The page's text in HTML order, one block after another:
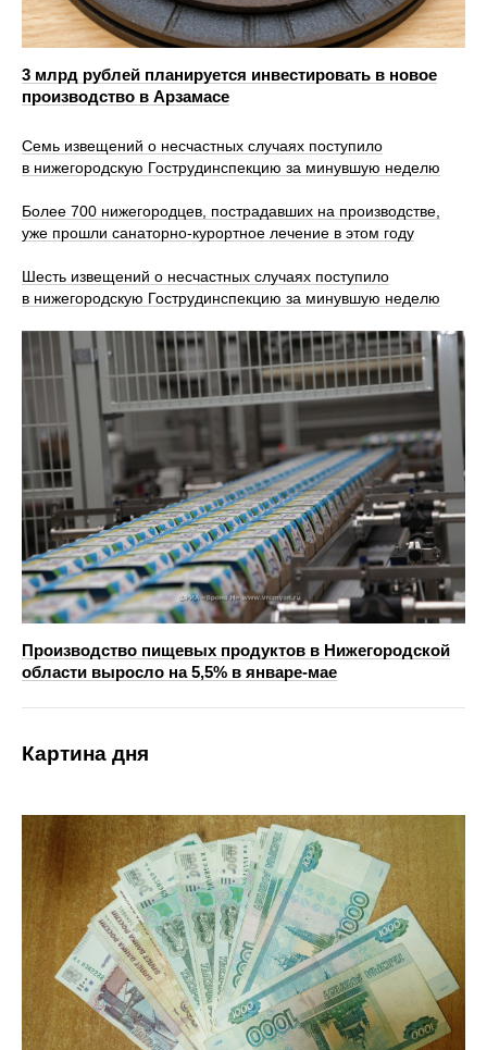
3 млрд рублей планируется инвестировать в новое
производство в Арзамасе
Семь извещений о несчастных случаях поступило
в нижегородскую Гострудинспекцию за минувшую неделю
Более 700 нижегородцев, пострадавших на производстве,
уже прошли санаторно‑курортное лечение в этом году
Шесть извещений о несчастных случаях поступило
в нижегородскую Гострудинспекцию за минувшую неделю
Производство пищевых продуктов в Нижегородской
области выросло на 5,5% в январе-мае
Картина дня